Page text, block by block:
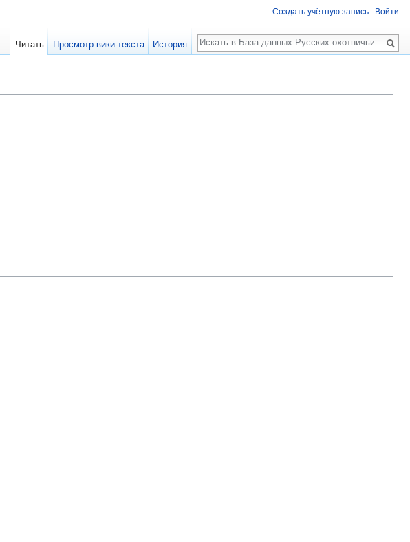
Создать учётную запись Войти
Читать Просмотр вики-текста История
Поиск